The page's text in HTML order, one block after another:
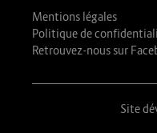
Mentions légales
Politique de
Retrouvez-nous sur
Site